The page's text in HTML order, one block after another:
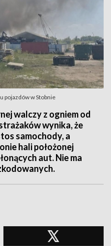
pojazdów w Stobnie
walczy z ogniem od
wynika, że
samochody, a
hali położonej
aut. Nie ma